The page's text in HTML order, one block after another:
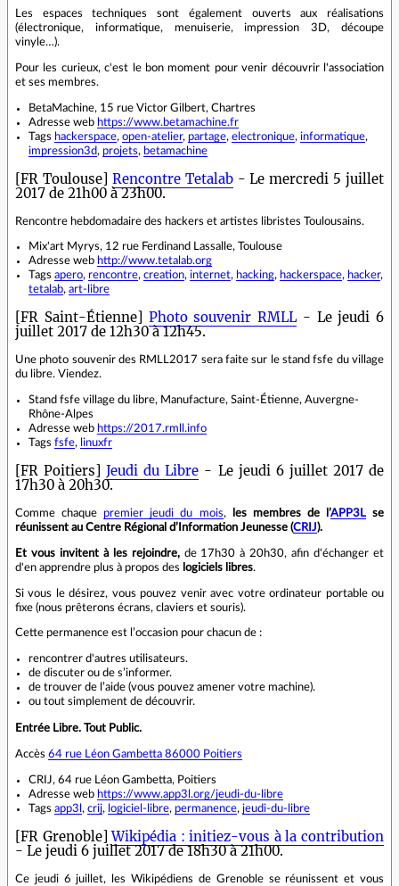
Les espaces techniques sont également ouverts aux réalisations
(électronique, informatique, menuiserie, impression 3D, découpe
vinyle…).
Pour les curieux, c'est le bon moment pour venir découvrir l'association
et ses membres.
BetaMachine, 15 rue Victor Gilbert, Chartres
Adresse web https://www.betamachine.fr
Tags hackerspace, open-atelier, partage, electronique, informatique,
impression3d, projets, betamachine
[FR Toulouse] Rencontre Tetalab- Le mercredi 5 juillet
2017 de 21h00 à 23h00.
Rencontre hebdomadaire des hackers et artistes libristes Toulousains.
Mix'art Myrys, 12 rue Ferdinand Lassalle, Toulouse
Adresse web http://www.tetalab.org
Tags apero, rencontre, creation, internet, hacking, hackerspace, hacker,
tetalab, art-libre
[FR Saint-Étienne] Photo souvenir RMLL- Le jeudi 6
juillet 2017 de 12h30 à 12h45.
Une photo souvenir des RMLL2017 sera faite sur le stand fsfe du village
du libre. Viendez.
Stand fsfe village du libre, Manufacture, Saint-Étienne, Auvergne-
Rhône-Alpes
Adresse web https://2017.rmll.info
Tags fsfe, linuxfr
[FR Poitiers]Jeudi du Libre - Le jeudi 6 juillet 2017 de
17h30 à 20h30.
Comme chaque premier jeudi du mois, les membres de l’APP3Lse
réunissent au Centre Régional d’Information Jeunesse (CRIJ).
Et vous invitent à les rejoindre,de 17h30 à 20h30, afin d'échanger et
d'en apprendre plus à propos des logiciels libres.
Si vous le désirez, vous pouvez venir avec votre ordinateur portable ou
fixe (nous prêterons écrans, claviers et souris).
Cette permanence est l’occasion pour chacun de :
rencontrer d'autres utilisateurs.
de discuter ou de s’informer.
de trouver de l’aide (vous pouvez amener votre machine).
ou tout simplement de découvrir.
Entrée Libre. Tout Public.
Accès 64 rue Léon Gambetta 86000 Poitiers
CRIJ, 64 rue Léon Gambetta, Poitiers
Adresse web https://www.app3l.org/jeudi-du-libre
Tags app3l , crij, logiciel-libre, permanence, jeudi-du-libre
[FR Grenoble]Wikipédia : initiez-vous à la contribution
- Le jeudi 6 juillet 2017 de 18h30 à 21h00.
Ce jeudi 6 juillet, les Wikipédiens de Grenoble se réunissent et vous